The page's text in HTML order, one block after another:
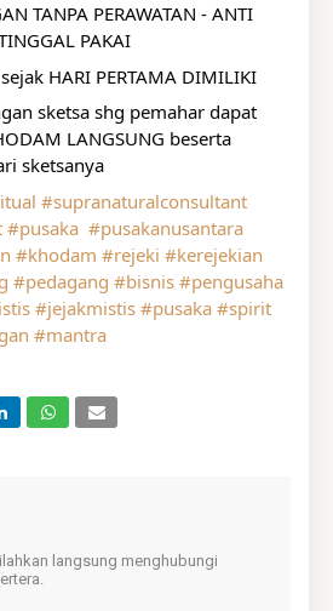
TANPA PERAWATAN - ANTI
PAKAI
HARI PERTAMA DIMILIKI
sketsa shg pemahar dapat
LANGSUNG beserta
sketsanya
#supranaturalconsultant
#pusaka #pusakanusantara
#khodam #rejeki #kerejekian
#pedagang #bisnis #pengusaha
#jejakmistis #pusaka #spirit
#mantra
langsung menghubungi